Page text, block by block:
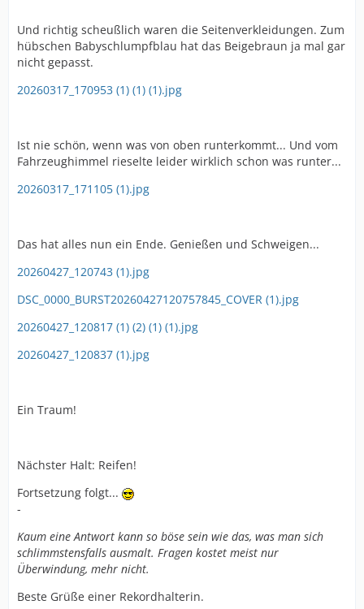
Und richtig scheußlich waren die Seitenverkleidungen. Zum
hübschen Babyschlumpfblau hat das Beigebraun ja mal gar
nicht gepasst.
20260317_170953 (1) (1) (1).jpg
Ist nie schön, wenn was von oben runterkommt... Und vom
Fahrzeughimmel rieselte leider wirklich schon was runter...
20260317_171105 (1).jpg
Das hat alles nun ein Ende. Genießen und Schweigen...
20260427_120743 (1).jpg
DSC_0000_BURST20260427120757845_COVER (1).jpg
20260427_120817 (1) (2) (1) (1).jpg
20260427_120837 (1).jpg
Ein Traum!
Nächster Halt: Reifen!
Fortsetzung folgt...
-
Kaum eine Antwort kann so böse sein wie das, was man sich
schlimmstensfalls ausmalt. Fragen kostet meist nur
Überwindung, mehr nicht.
Beste Grüße einer Rekordhalterin.